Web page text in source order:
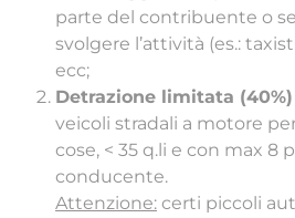
parte del contribuente o
svolgere l’attività (es.:
ecc;
Detrazione limitata (40%)
veicoli stradali a motore
cose, < 35 q.li e con max 8
conducente.
Attenzione: certi piccoli